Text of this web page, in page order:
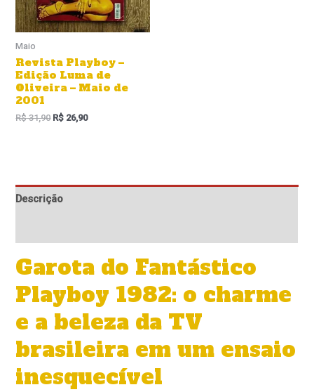
Maio
Revista Playboy –
Edição Luma de
Oliveira – Maio de
2001
R$31,90 R$ 26,90
Descrição
Garota do Fantástico
Playboy 1982: o charme
e a beleza da TV
brasileira em um ensaio
inesquecível